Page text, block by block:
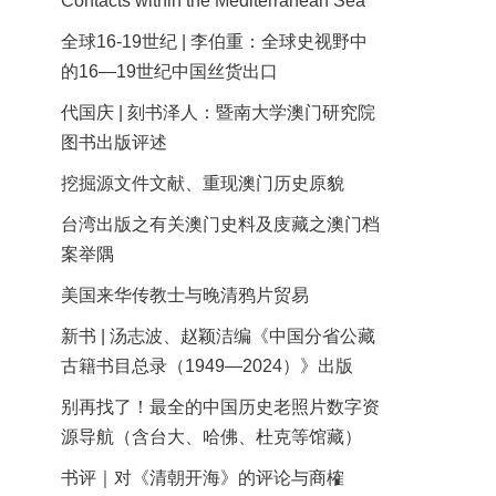
全球16-19世纪 | 李伯重：全球史视野中
的16—19世纪中国丝货出口
代国庆 | 刻书泽人：暨南大学澳门研究院
图书出版评述
挖掘源文件文献、重现澳门历史原貌
台湾出版之有关澳门史料及庋藏之澳门档
案举隅
美国来华传教士与晚清鸦片贸易
新书 | 汤志波、赵颖洁编《中国分省公藏
古籍书目总录（1949—2024）》出版
别再找了！最全的中国历史老照片数字资
源导航（含台大、哈佛、杜克等馆藏）
书评｜对《清朝开海》的评论与商榷